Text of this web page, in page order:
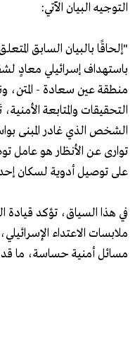
التوجيه البيان الآتي:
"إلحاقًا بالبيان السابق
باستهداف إسرائيلي معادٍ
منطقة عين سعادة - المتن،
التحقيقات والمتابعة
الشخص الذي غادر المبنى
توارى عن الأنظار هو عامل
على توصيل أدوية لسكان
في هذا السياق، تؤكد
ملابسات الاعتداء
مسائل أمنية حساسة، ما قد